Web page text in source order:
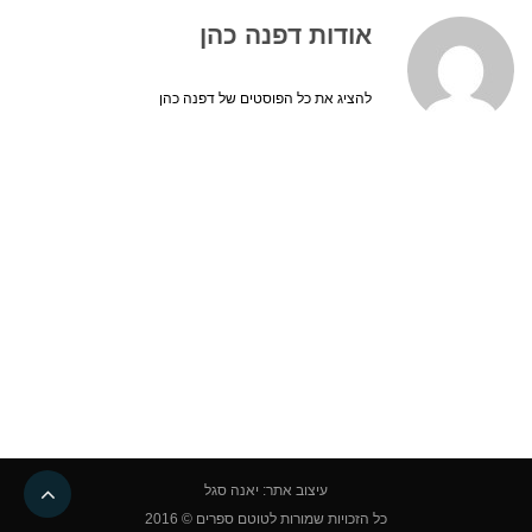
אודות דפנה כהן
להציג את כל הפוסטים של דפנה כהן
עיצוב אתר: יאנה סגל
כל הזכויות שמורות לטוטם ספרים © 2016